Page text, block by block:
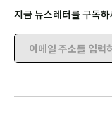
지금 뉴스레터를 구독
이메일 주소를 입력